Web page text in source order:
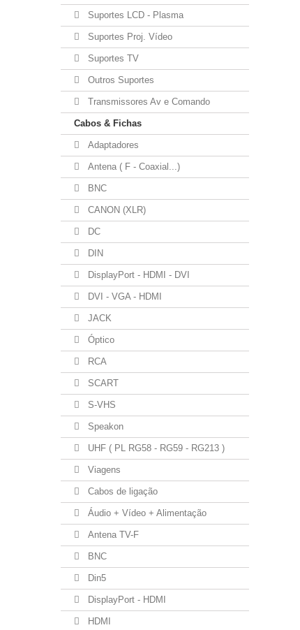
Suportes LCD - Plasma
Suportes Proj. Vídeo
Suportes TV
Outros Suportes
Transmissores Av e Comando
Cabos & Fichas
Adaptadores
Antena ( F - Coaxial...)
BNC
CANON (XLR)
DC
DIN
DisplayPort - HDMI - DVI
DVI - VGA - HDMI
JACK
Óptico
RCA
SCART
S-VHS
Speakon
UHF ( PL RG58 - RG59 - RG213 )
Viagens
Cabos de ligação
Áudio + Vídeo + Alimentação
Antena TV-F
BNC
Din5
DisplayPort - HDMI
HDMI